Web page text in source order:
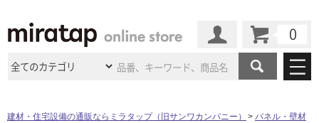
商品カテゴリ
建材・住宅設備の通販ならミラタップ（旧サンワカンパニー）
パネル・壁材